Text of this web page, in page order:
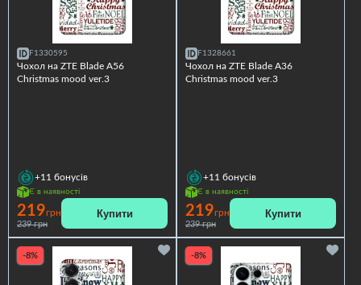
F1330595
Чохол на ZTE Blade A56
Christmas mood ver.3
+11 бонусів
Є в наявності
219грн
239 грн
Купити
F1328661
Чохол на ZTE Blade A36
Christmas mood ver.3
+11 бонусів
Є в наявності
219грн
239 грн
Купити
-8% -8%